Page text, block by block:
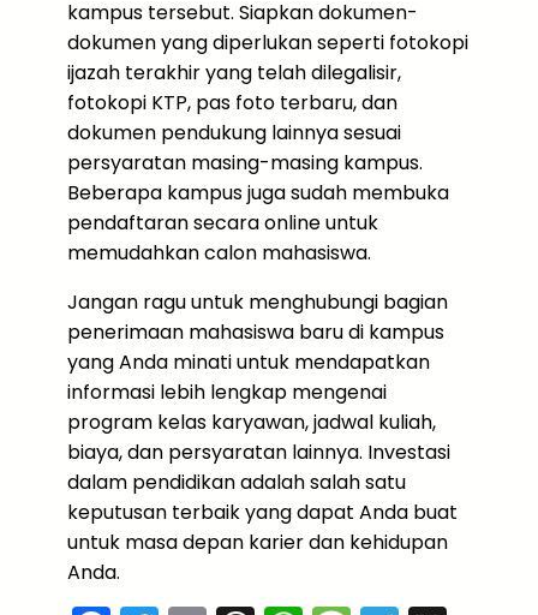
kampus tersebut. Siapkan dokumen-
dokumen yang diperlukan seperti fotokopi
ijazah terakhir yang telah dilegalisir,
fotokopi KTP, pas foto terbaru, dan
dokumen pendukung lainnya sesuai
persyaratan masing-masing kampus.
Beberapa kampus juga sudah membuka
pendaftaran secara online untuk
memudahkan calon mahasiswa.
Jangan ragu untuk menghubungi bagian
penerimaan mahasiswa baru di kampus
yang Anda minati untuk mendapatkan
informasi lebih lengkap mengenai
program kelas karyawan, jadwal kuliah,
biaya, dan persyaratan lainnya. Investasi
dalam pendidikan adalah salah satu
keputusan terbaik yang dapat Anda buat
untuk masa depan karier dan kehidupan
Anda.